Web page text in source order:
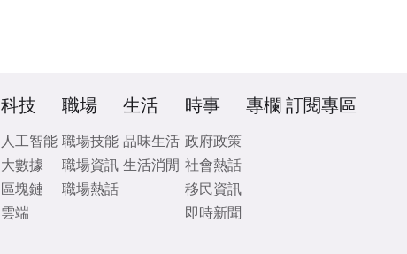
科技
人工智能
大數據
區塊鏈
雲端
職場
職場技能
職場資訊
職場熱話
生活
品味生活
生活消閒
時事
政府政策
社會熱話
移民資訊
即時新聞
專欄 訂閱專區